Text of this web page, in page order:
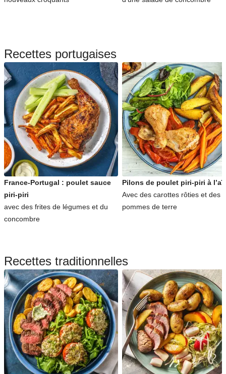
Recettes portugaises
France-Portugal : poulet sauce
piri-piri
avec des frites de légumes et du
concombre
Pilons de poulet piri-piri à
Avec des carottes rôties et des
pommes de terre
Recettes traditionnelles